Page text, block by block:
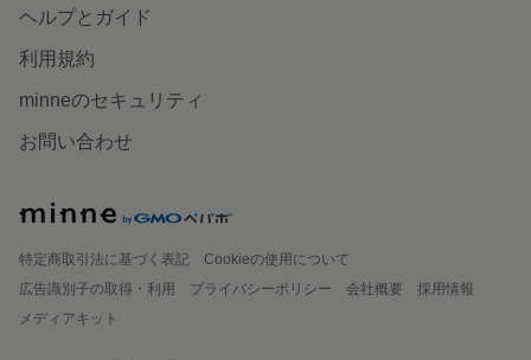
ヘルプとガイド
利用規約
minneのセキュリティ
お問い合わせ
特定商取引法に基づく表記
Cookieの使用について
広告識別子の取得・利用
プライバシーポリシー 会社概要
採用情報
メディアキット